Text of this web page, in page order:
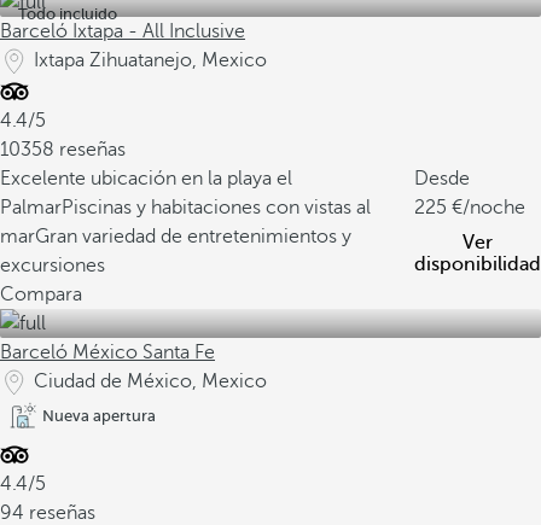
Todo incluido
Barceló Ixtapa - All Inclusive
Ixtapa Zihuatanejo, Mexico
4.4/5
10358 reseñas
Excelente ubicación en la playa el
PalmarPiscinas y habitaciones con vistas al
marGran variedad de entretenimientos y
excursiones
Desde
225
/noche
Ver
disponibilidad
Compara
Barceló México Santa Fe
Ciudad de México, Mexico
Nueva apertura
4.4/5
94 reseñas